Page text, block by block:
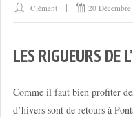
Clément 20 Décembre
LES RIGUEURS DE
Comme il faut bien profiter
d’hivers sont de retours à